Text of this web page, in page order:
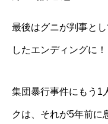
最後はグニが判事と
したエンディングに！
集団暴行事件にもう1
クは、それが5年前に